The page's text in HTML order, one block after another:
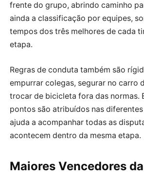
frente do grupo, abrindo caminho
ainda a classificação por equipes,
tempos dos três melhores de cada
etapa.
Regras de conduta também são
empurrar colegas, segurar no carro
trocar de bicicleta fora das normas.
pontos são atribuídos nas
ajuda a acompanhar todas as
acontecem dentro da mesma etapa.
Maiores Vencedores